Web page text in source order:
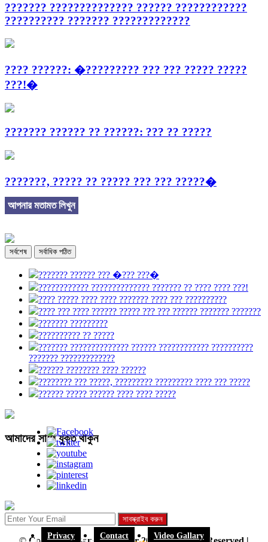
??????? ?????????????? ?????? ????????????
?????????? ??????? ?????????????
???? ??????: �????????? ??? ??? ????? ?????
???!�
??????? ?????? ?? ??????: ??? ?? ?????
???????, ????? ?? ????? ??? ??? ?????�
আপনার মতামত লিখুন
সর্বশেষ সর্বাধিক পঠিত
??????? ?????? ??? �??? ???�
???????????? ?????????????? ??????? ?? ???? ???? ???!
???? ????? ???? ???? ??????? ???? ??? ??????????
???? ??? ???? ?????? ????? ??? ??? ?????? ??????? ???????
??????? ?????????
?????????? ?? ?????
??????? ?????????????? ?????? ???????????? ??????????
??????? ?????????????
?????? ???????? ???? ??????
???????? ??? ?????, ????????? ????????? ???? ??? ?????
?????? ????? ?????? ???? ???? ?????
আমাদের সাথে যুক্ত থাকুন
Privacy Contact Video Gallary